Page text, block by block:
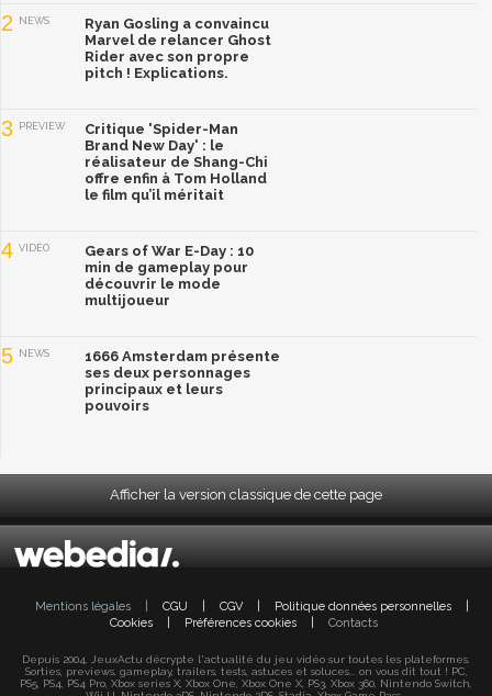
2 NEWS
Ryan Gosling a convaincu
Marvel de relancer Ghost
Rider avec son propre
pitch ! Explications.
3 PREVIEW
Critique 'Spider-Man
Brand New Day' : le
réalisateur de Shang-Chi
offre enfin à Tom Holland
le film qu’il méritait
4 VIDÉO
Gears of War E-Day : 10
min de gameplay pour
découvrir le mode
multijoueur
5 NEWS
1666 Amsterdam présente
ses deux personnages
principaux et leurs
pouvoirs
Afficher la version classique de cette page
Mentions légales CGU CGV Politique données personnelles
Cookies
Préférences cookies Contacts
Depuis 2004, JeuxActu décrypte l'actualité du jeu vidéo sur toutes les plateformes.
Sorties, previews, gameplay, trailers, tests, astuces et soluces... on vous dit tout ! PC,
PS5, PS4, PS4 Pro, Xbox series X, Xbox One, Xbox One X, PS3, Xbox 360, Nintendo Switch,